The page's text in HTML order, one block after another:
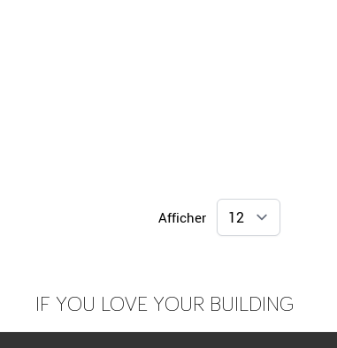
Afficher
IF YOU LOVE YOUR BUILDING